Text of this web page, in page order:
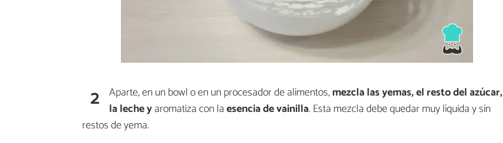
2 Aparte, en un bowl o en un procesador de alimentos,mezcla las yemas, el resto del azúcar,
la leche yaromatiza con laesencia de vainilla. Esta mezcla debe quedar muy líquida y sin
restos de yema.